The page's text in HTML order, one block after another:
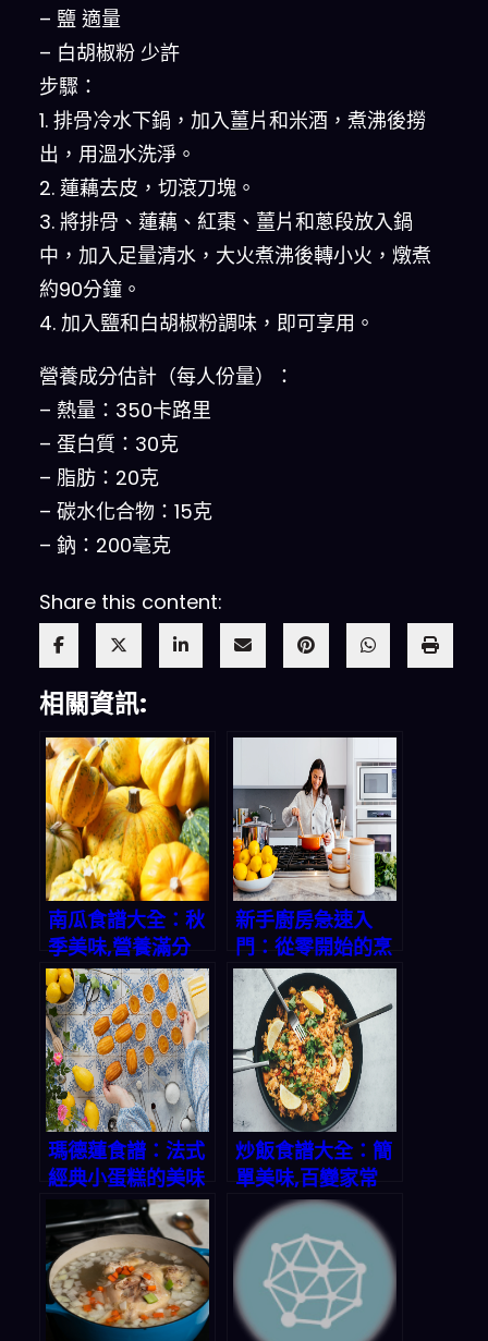
– 鹽 適量
– 白胡椒粉 少許
步驟：
1. 排骨冷水下鍋，加入薑片和米酒，煮沸後撈
出，用溫水洗淨。
2. 蓮藕去皮，切滾刀塊。
3. 將排骨、蓮藕、紅棗、薑片和蔥段放入鍋
中，加入足量清水，大火煮沸後轉小火，燉煮
約90分鐘。
4. 加入鹽和白胡椒粉調味，即可享用。
營養成分估計（每人份量）：
– 熱量：350卡路里
– 蛋白質：30克
– 脂肪：20克
– 碳水化合物：15克
– 鈉：200毫克
Share this content:
相關資訊:
南瓜食譜大全：秋
季美味,營養滿分
新手廚房急速入
門：從零開始的烹
飪之旅
瑪德蓮食譜：法式
經典小蛋糕的美味
炒飯食譜大全：簡
單美味,百變家常